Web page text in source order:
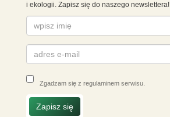
i ekologii. Zapisz się do naszego newslettera!
Zgadzam się z regulaminem serwisu.
Zapisz się